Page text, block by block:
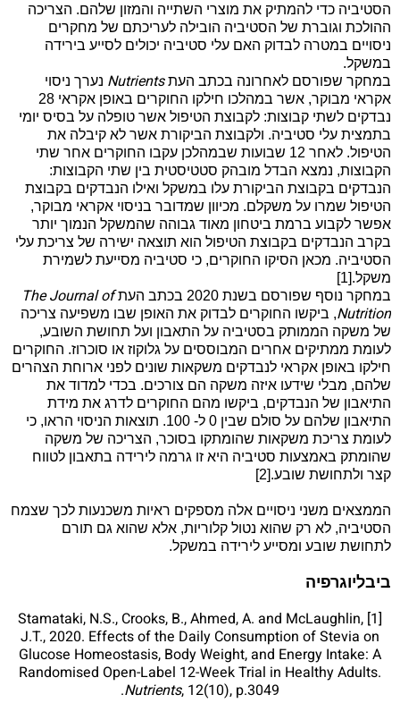
הסטיביה כדי להמתיק את מוצרי השתייה והמזון שלהם. הצריכה
ההולכת וגוברת של הסטיביה הובילה לעריכתם של מחקרים
ניסויים במטרה לבדוק האם עלי סטיביה יכולים לסייע בירידה
במשקל.
במחקר שפורסם לאחרונה בכתב העתNutrients נערך ניסוי
אקראי מבוקר, אשר במהלכו חילקו החוקרים באופן אקראי 28
נבדקים לשתי קבוצות: לקבוצת הטיפול אשר טופלה על בסיס יומי
בתמצית עלי סטיביה. ולקבוצת הביקורת אשר לא קיבלה את
הטיפול. לאחר 12 שבועות שבמהלכן עקבו החוקרים אחר שתי
הקבוצות, נמצא הבדל מובהק סטטיסטית בין שתי הקבוצות:
הנבדקים בקבוצת הביקורת עלו במשקל ואילו הנבדקים בקבוצת
הטיפול שמרו על משקלם. מכיוון שמדובר בניסוי אקראי מבוקר,
אפשר לקבוע ברמת ביטחון מאוד גבוהה שהמשקל הנמוך יותר
בקרב הנבדקים בקבוצת הטיפול הוא תוצאה ישירה של צריכת עלי
הסטיביה. מכאן הסיקו החוקרים, כי סטיביה מסייעת לשמירת
משקל.[1]
במחקר נוסף שפורסם בשנת 2020 בכתב העת
The Journal of
Nutrition, ביקשו החוקרים לבדוק את האופן שבו משפיעה צריכה
של משקה הממותק בסטיביה על התאבון ועל תחושת השובע,
לעומת ממתיקים אחרים המבוססים על גלוקוז או סוכרוז. החוקרים
חילקו באופן אקראי לנבדקים משקאות שונים לפני ארוחת הצהרים
שלהם, מבלי שידעו איזה משקה הם צורכים. בכדי למדוד את
התיאבון של הנבדקים, ביקשו מהם החוקרים לדרג את מידת
התיאבון שלהם על סולם שבין 0 ל- 100.
תוצאות הניסוי הראו, כי
לעומת צריכת משקאות שהומתקו בסוכר, הצריכה של משקה
שהומתק באמצעות סטיביה היא זו גרמה לירידה בתאבון לטווח
קצר ולתחושת שובע.[2]
הממצאים משני ניסויים אלה מספקים ראיות משכנעות לכך שצמח
הסטיביה, לא רק שהוא נטול קלוריות, אלא שהוא גם תורם
לתחושת שובע ומסייע לירידה במשקל.
ביבליוגרפיה
[1] Stamataki, N.S., Crooks, B., Ahmed, A. and McLaughlin,
J.T., 2020. Effects of the Daily Consumption of Stevia on
Glucose Homeostasis, Body Weight, and Energy Intake: A
Randomised Open-Label 12-Week Trial in Healthy Adults.
Nutrients, 12(10), p.3049.